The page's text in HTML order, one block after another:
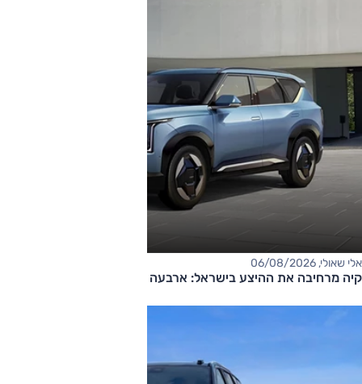
אלי שאולי, 06/08/2026
קיה מרחיבה את ההיצע בישראל: ארבעה דגמים חדשים בדרך